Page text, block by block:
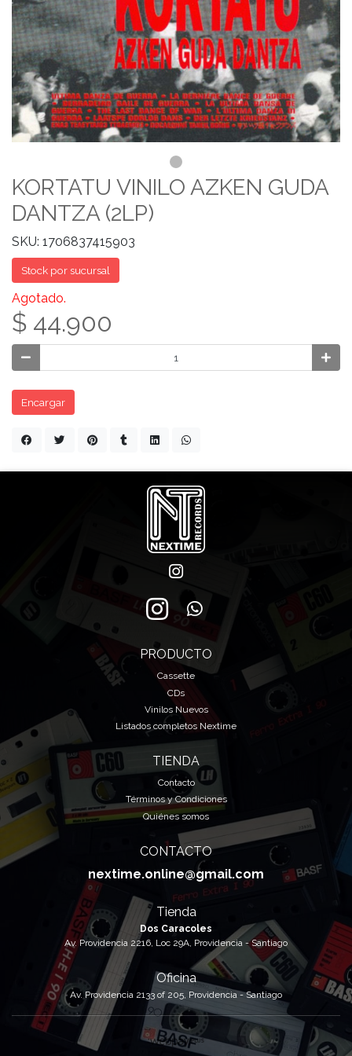
KORTATU VINILO AZKEN GUDA
DANTZA (2LP)
SKU: 1706837415903
Stock por sucursal
Agotado.
$ 44.900
Encargar
PRODUCTO
Cassette
CDs
Vinilos Nuevos
Listados completos Nextime
TIENDA
Contacto
Términos y Condiciones
Quiénes somos
CONTACTO
nextime.online@gmail.com
Tienda
Dos Caracoles
Av. Providencia 2216, Loc 29A, Providencia - Santiago
Oficina
Av. Providencia 2133 of 205, Providencia - Santiago